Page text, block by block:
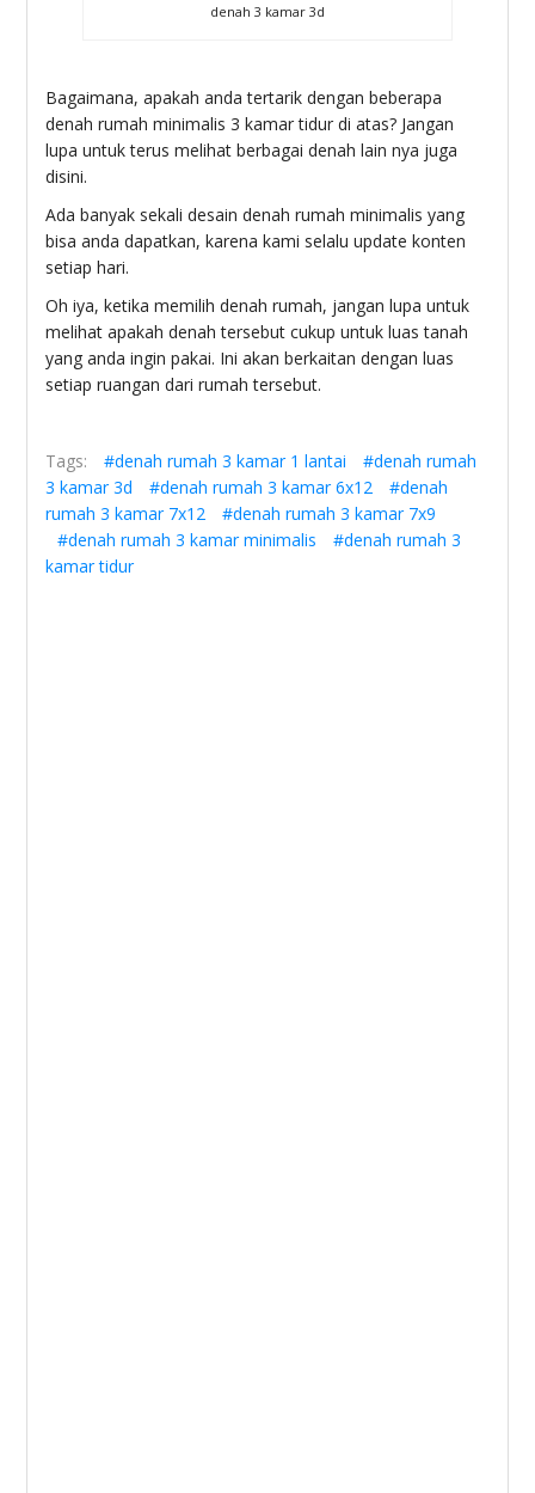
denah 3 kamar 3d
Bagaimana, apakah anda tertarik dengan beberapa
denah rumah minimalis 3 kamar tidur di atas? Jangan
lupa untuk terus melihat berbagai denah lain nya juga
disini.
Ada banyak sekali desain denah rumah minimalis yang
bisa anda dapatkan, karena kami selalu update konten
setiap hari.
Oh iya, ketika memilih denah rumah, jangan lupa untuk
melihat apakah denah tersebut cukup untuk luas tanah
yang anda ingin pakai. Ini akan berkaitan dengan luas
setiap ruangan dari rumah tersebut.
Tags: #denah rumah 3 kamar 1 lantai
#denah rumah
3 kamar 3d
#denah rumah 3 kamar 6x12
#denah
rumah 3 kamar 7x12
#denah rumah 3 kamar 7x9
#denah rumah 3 kamar minimalis
#denah rumah 3
kamar tidur